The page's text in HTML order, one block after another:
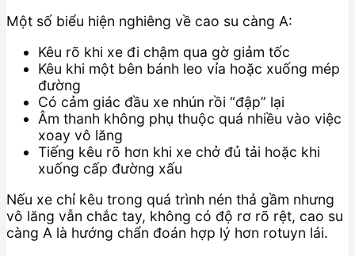
Một số biểu hiện nghiêng về cao su càng A:
Kêu rõ khi xe đi chậm qua gờ giảm tốc
Kêu khi một bên bánh leo vỉa hoặc xuống mép
đường
Có cảm giác đầu xe nhún rồi “đập” lại
Âm thanh không phụ thuộc quá nhiều vào việc
xoay vô lăng
Tiếng kêu rõ hơn khi xe chở đủ tải hoặc khi
xuống cấp đường xấu
Nếu xe chỉ kêu trong quá trình nén thả gầm nhưng
vô lăng vẫn chắc tay, không có độ rơ rõ rệt, cao su
càng A là hướng chẩn đoán hợp lý hơn rotuyn lái.